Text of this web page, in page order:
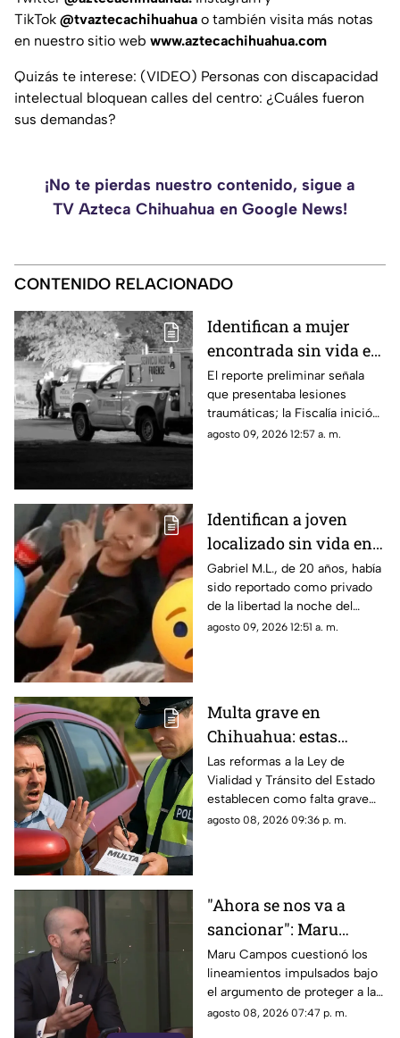
TikTok @tvaztecachihuahua o también visita más notas
en nuestro sitio web www.aztecachihuahua.com
Quizás te interese: (VIDEO) Personas con discapacidad
intelectual bloquean calles del centro: ¿Cuáles fueron
sus demandas?
¡No te pierdas nuestro contenido, sigue a
TV Azteca Chihuahua en Google News!
CONTENIDO RELACIONADO
Identifican a mujer
encontrada sin vida en
la colonia Valles de
Chihuahua
El reporte preliminar señala
que presentaba lesiones
traumáticas; la Fiscalía inició
las investigaciones para
agosto 09, 2026 12:57 a. m.
Identifican a joven
localizado sin vida en
Ciudad Juárez; había
sido "levantado"
Gabriel M.L., de 20 años, había
sido reportado como privado
de la libertad la noche del
jueves.
agosto 09, 2026 12:51 a. m.
Multa grave en
Chihuahua: estas
velocidades ya pueden
generar sanciones más
severas
Las reformas a la Ley de
Vialidad y Tránsito del Estado
establecen como falta grave
superar en 25 kilómetros por
agosto 08, 2026 09:36 p. m.
"Ahora se nos va a
sancionar": Maru
Campos acusa censura
en nuevos
lineamientos para
medios
Maru Campos cuestionó los
lineamientos impulsados bajo
el argumento de proteger a las
audiencias y afirmó que
agosto 08, 2026 07:47 p. m.